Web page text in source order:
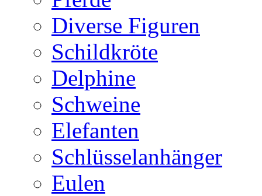
Diverse Figuren
Schildkröte
Delphine
Schweine
Elefanten
Schlüsselanhänger
Eulen